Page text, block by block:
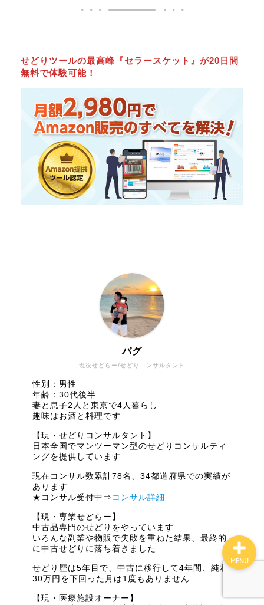
せどりツールの最高峰『セラースケット』が20日間
無料で体験可能！
現役せどらー/せどりコンサルタント
パグ
性別：男性
年齢：30代後半
妻と息子2人と東京で4人暮らし
趣味はお酒と料理です
【現・せどりコンサルタント】
日本全国でマンツーマン型のせどりコンサルティ
ングを提供しています
現在コンサル数累計78名、34都道府県での実績が
あります
★コンサル受付中⇒ コンサル詳細
【現・専業せどらー】
中古品専門のせどりをやっています
いろんな副業や物販で失敗を重ねた結果、最終的
に中古せどりに落ち着きました
せどり歴は5年目で、中古に移行して4年間、純利
30万円を下回った月は1度もありません
【現・医療施設オーナー】
MENU
コンサル実績
せどりコンサル詳細